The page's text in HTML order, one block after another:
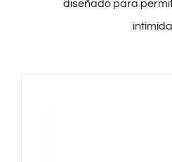
diseñado para